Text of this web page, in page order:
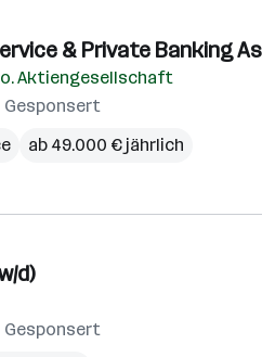
& Private Banking
Aktiengesellschaft
Gesponsert
ab 49.000 € jährlich
d)
Gesponsert